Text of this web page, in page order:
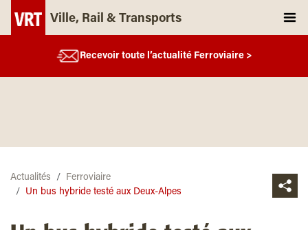
Ville, Rail & Transports
Recevoir toute l’actualité Ferroviaire >
Actualités
Ferroviaire
Un bus hybride testé aux Deux-Alpes